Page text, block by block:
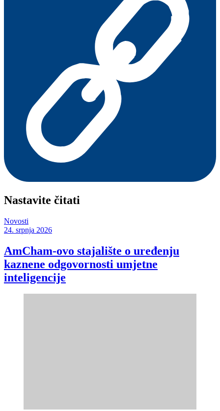
Nastavite čitati
Novosti
24. srpnja 2026
AmCham-ovo stajalište o uređenju
kaznene odgovornosti umjetne
inteligencije